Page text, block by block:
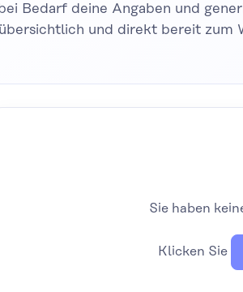
Bedarf deine Angaben und
und direkt bereit zum
Sie haben
Klicken Sie